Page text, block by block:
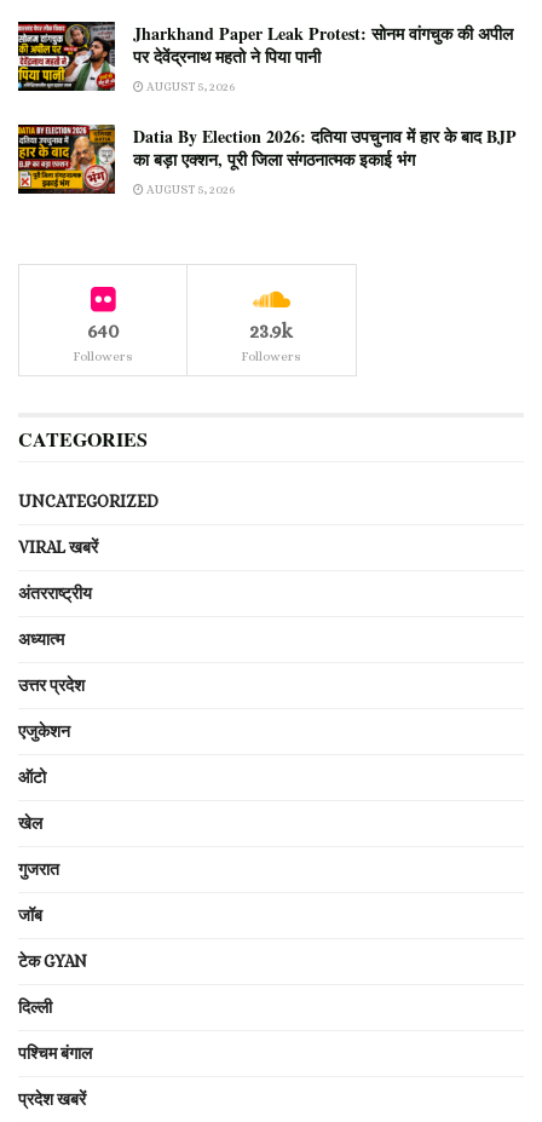
Jharkhand Paper Leak Protest: सोनम वांगचुक की अपील
पर देवेंद्रनाथ महतो ने पिया पानी
AUGUST 5, 2026
Datia By Election 2026: दतिया उपचुनाव में हार के बाद BJP
का बड़ा एक्शन, पूरी जिला संगठनात्मक इकाई भंग
AUGUST 5, 2026
640
Followers
23.9k
Followers
CATEGORIES
UNCATEGORIZED
VIRAL खबरें
अंतरराष्ट्रीय
अध्यात्म
उत्तर प्रदेश
एजुकेशन
ऑटो
खेल
गुजरात
जॉब
टेक GYAN
दिल्ली
पश्चिम बंगाल
प्रदेश खबरें